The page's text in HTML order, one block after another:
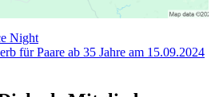
Night
für Paare ab 35 Jahre am 15.09.2024